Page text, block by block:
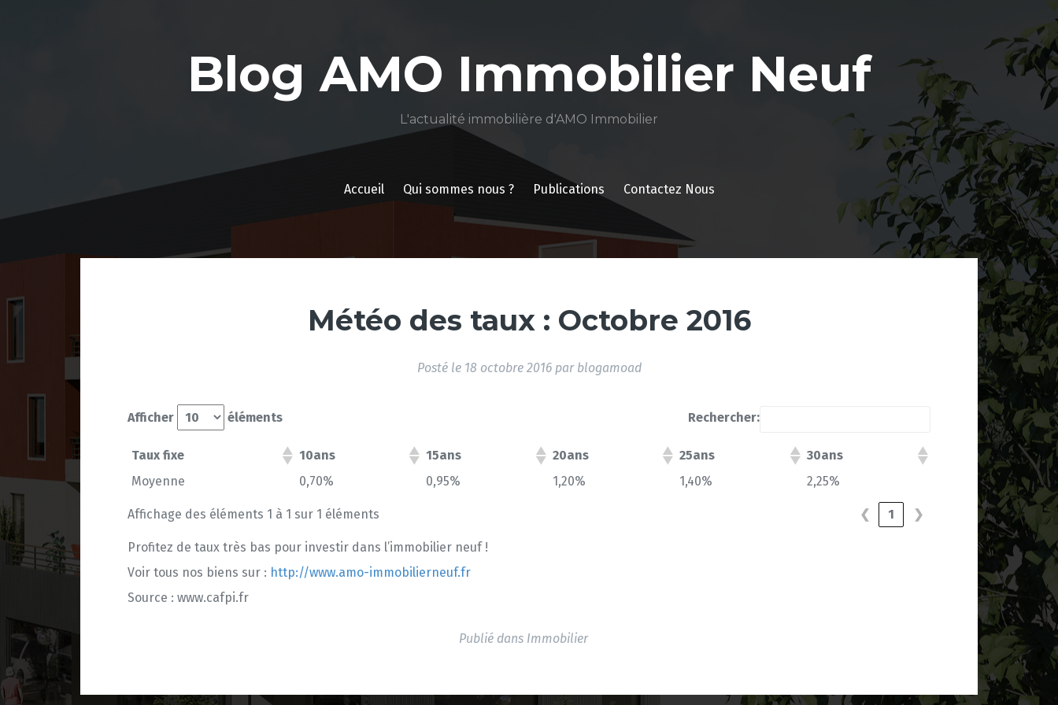
Blog AMO Immobilier Neuf
L'actualité immobilière d'AMO Immobilier
Accueil Qui sommes nous ? Publications Contactez Nous
Météo des taux : Octobre 2016
Posté le 18 octobre 2016par blogamoad
Afficher éléments Rechercher:
Taux fixe 10ans 15ans 20ans 25ans
30ans
Moyenne
0,70% 0,95% 1,20% 1,40% 2,25%
Affichage des éléments 1 à 1 sur 1 éléments ❮ 1 ❯
Profitez de taux très bas pour investir dans l’immobilier neuf !
Voir tous nos biens sur : http://www.amo-immobilierneuf.fr
Source : www.cafpi.fr
Publié dans Immobilier